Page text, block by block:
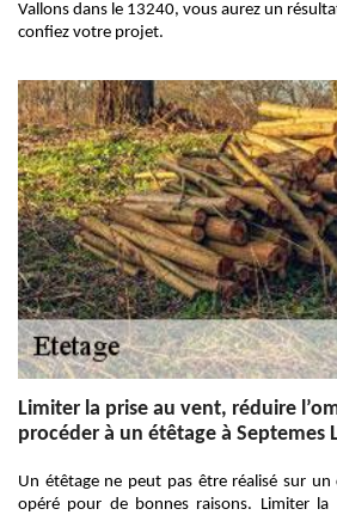
Vallons dans le 13240, vous aurez un
confiez votre projet.
Limiter la prise au vent, réduire
procéder à un étêtage à Septemes
Un étêtage ne peut pas être réalisé sur
opéré pour de bonnes raisons. Limiter